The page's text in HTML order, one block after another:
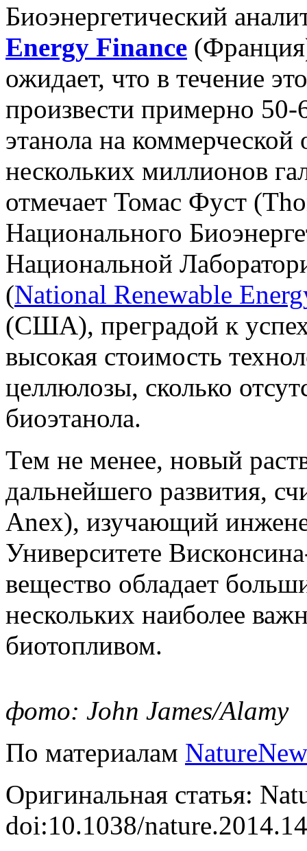
Биоэнергетический
Energy Finance
ожидает, что в течение
произвести примерно
этанола на коммерческой
нескольких миллионов
отмечает Томас Фуст
Национального
Национальной
(National Renewable
(США), преградой к
высокая стоимость
целлюлозы, сколько
биоэтанола.
Тем не менее, новый
дальнейшего развития,
Anex), изучающий
Университете
вещество обладает
нескольких наиболее
биотопливом.
фото: John James/Alamy
По материалам
Оригинальная статья:
doi:10.1038/